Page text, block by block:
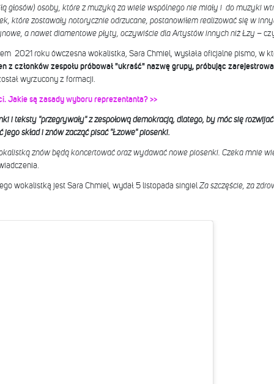
głosów) osoby, które z muzyką za wiele wspólnego nie miały i do muzyki
które zostawały notorycznie odrzucane, postanowiłem realizować się w
a nawet diamentowe płyty, oczywiście dla Artystów innych niż Łzy –
2021 roku ówczesna wokalistka, Sara Chmiel, wysłała oficjalne pismo, w
z członków zespołu próbował "ukraść" nazwę grupy, próbując
wyrzucony z formacji.
Jakie są zasady wyboru reprezentanta? >>
i teksty "przegrywały" z zespołową demokracją, dlatego, by móc się
jego skład i znów zacząć pisać "Łzowe" piosenki.
znów będą koncertować oraz wydawać nowe piosenki. Czeka mnie
wokalistką jest Sara Chmiel, wydał 5 listopada singiel Za szczęście, za